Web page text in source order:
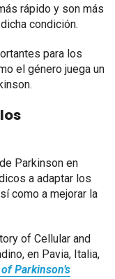
rápido y son más
condición.
para los
el género juega un
Parkinson en
a adaptar los
como a mejorar la
of Cellular and
en Pavia, Italia,
Parkinson’s